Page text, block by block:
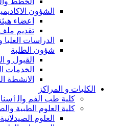
الشؤون
اعضاء
تقديم
الدراسات
شؤون الطلبة
القبول و
الخدمات
الانشطة
الكليات و المراكز
كلية طب الفم
كلية العلوم الطبية
العلوم الصيدلانية